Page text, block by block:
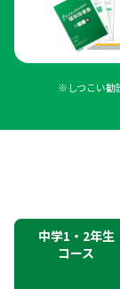
※しつこい勧
中学1・2年生
コース